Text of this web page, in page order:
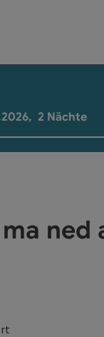
, 2 Nächte
ned